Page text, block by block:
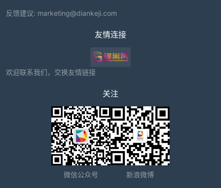
反馈建议: marketing@diankeji.com
友情连接
欢迎联系我们，交换友情链接
关注
微信公众号 新浪微博